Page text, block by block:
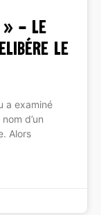
» – LE
LE
a examiné
d’un
Alors